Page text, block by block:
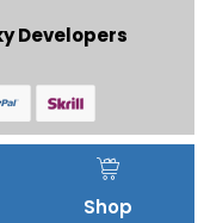
Developers
Shop